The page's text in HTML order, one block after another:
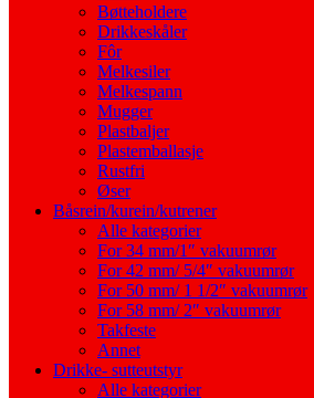
Bøtteholdere
Drikkeskåler
Fôr
Melkesiler
Melkespann
Mugger
Plastbaljer
Plastemballasje
Rustfri
Øser
Båsrein/kurein/kutrener
Alle kategorier
For 34 mm/1″ vakuumrør
For 42 mm/ 5/4″ vakuumrør
For 50 mm/ 1 1/2″ vakuumrør
For 58 mm/ 2″ vakuumrør
Takfeste
Annet
Drikke- sutteutstyr
Alle kategorier